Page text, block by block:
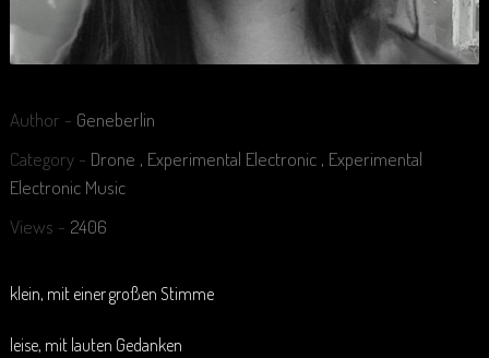
Author - Geneberlin
Category - Drone , Experimental Electronic, Experimental
Electronic Music
Views - 2406
klein, mit einer großen Stimme
leise, mit lauten Gedanken